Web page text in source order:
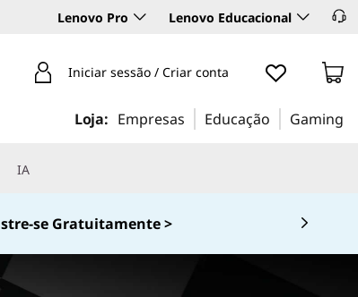
Lenovo Pro Lenovo Educacional
Iniciar sessão / Criar conta
Loja: Empresas Educação Gaming
IA
(Opção 2)